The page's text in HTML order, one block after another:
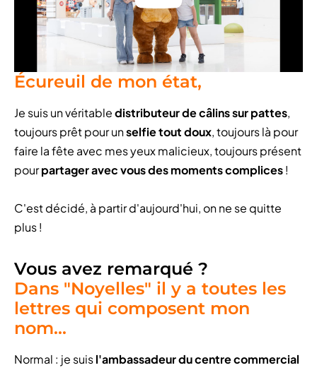
Écureuil de mon état,
Je suis un véritabledistributeur de câlins sur pattes,
toujours prêt pour unselfie tout doux, toujours là pour
faire la fête avec mes yeux malicieux, toujours présent
pourpartager avec vous des moments complices!
C'est décidé, à partir d'aujourd'hui, on ne se quitte
plus !
Vous avez remarqué ?
Dans "Noyelles" il y a toutes les
lettres qui composent mon
nom...
Normal : je suisl'ambassadeur du centre commercial